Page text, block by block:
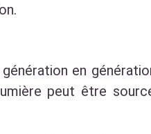
en
peut être